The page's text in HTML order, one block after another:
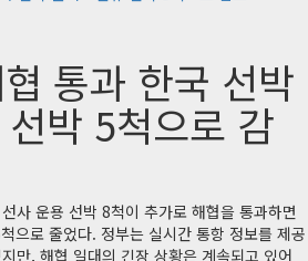
통과 한국 선박
박 5척으로 감
사 운용 선박 8척이 추가로 해협을 통과하면
으로 줄었다. 정부는 실시간 통항 정보를 제공
만, 해협 일대의 긴장 상황은 계속되고 있어